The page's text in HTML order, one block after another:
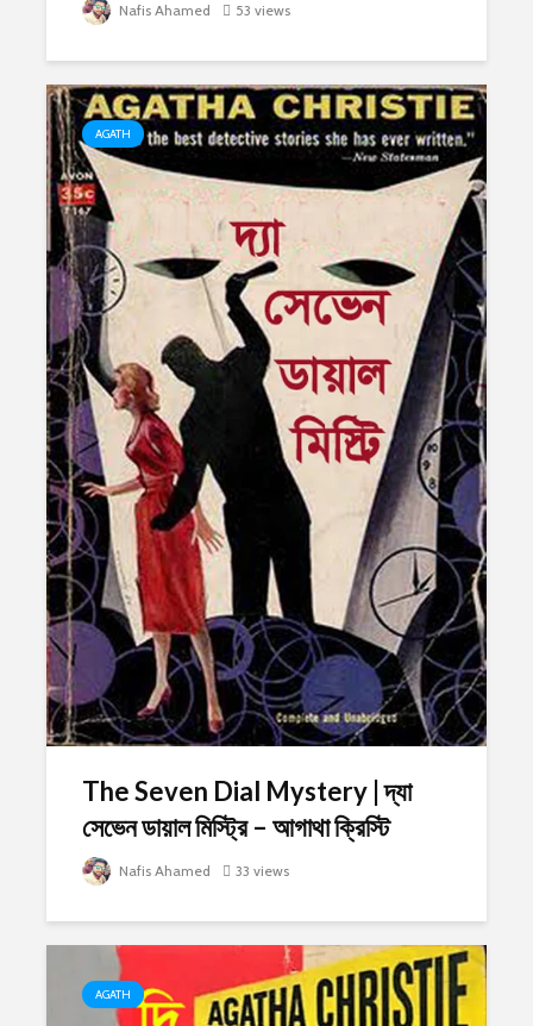
Nafis Ahamed 53 views
AGATH
The Seven Dial Mystery | দ্যা
সেভেন ডায়াল মিস্ট্রি – আগাথা ক্রিস্টি
Nafis Ahamed 33 views
AGATH